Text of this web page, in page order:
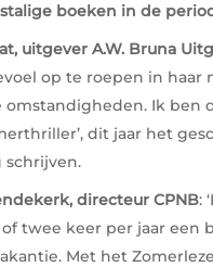
boeken in de
uitgever A.W. Bruna
op te roepen in
Ik ben
dit jaar het
schrijven.
directeur CPNB:
twee keer per jaar een
Met het